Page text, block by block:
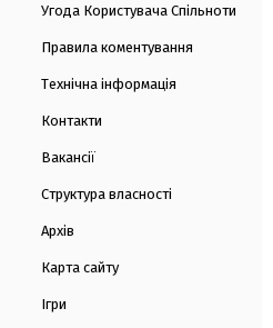
Угода Користувача Спільноти
Правила коментування
Технічна інформація
Контакти
Вакансії
Структура власності
Архів
Карта сайту
Ігри